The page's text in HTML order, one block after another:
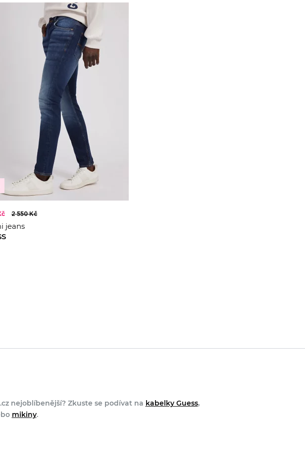
Šedá
2 550 Kč
jeans
nejoblíbenější? Zkuste se podívat na kabelky Guess,
mikiny.